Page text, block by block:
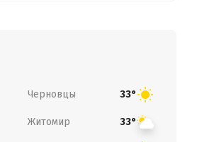
Черновцы 33°
Житомир 33°